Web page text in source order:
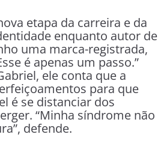
etapa da carreira e da
enquanto autor de
uma marca-registrada,
é apenas um passo.”
ele conta que a
para que
é se distanciar dos
“Minha síndrome não
defende.